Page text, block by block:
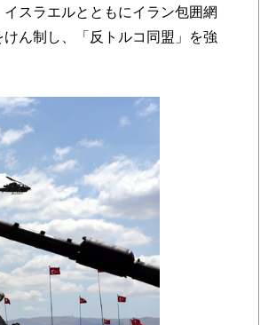
スラエルとともにイラン包囲網
ん制し、「反トルコ同盟」を強